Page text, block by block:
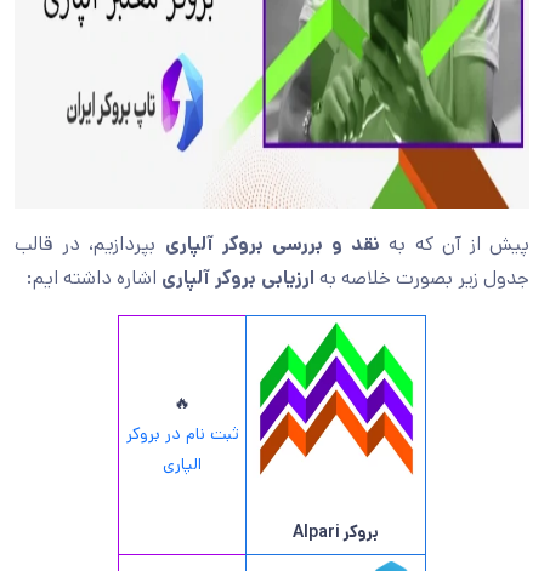
پیش از آن که به نقد و بررسی بروکر آلپاری بپردازیم، در قالب
جدول زیر بصورت خلاصه به ارزیابی بروکر آلپاری اشاره داشته ایم:
بروکر Alpari
🔥
ثبت نام در بروکر
الپاری